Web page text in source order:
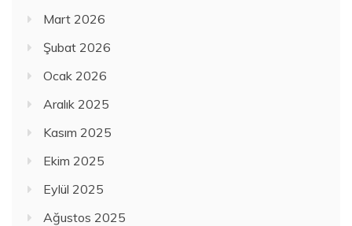
Mart 2026
Şubat 2026
Ocak 2026
Aralık 2025
Kasım 2025
Ekim 2025
Eylül 2025
Ağustos 2025